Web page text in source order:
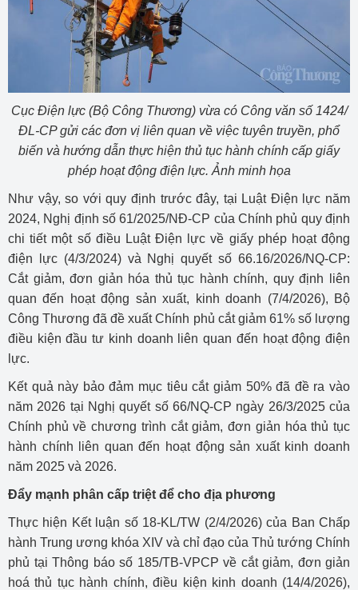
Cục Điện lực (Bộ Công Thương) vừa có Công văn số 1424/
ĐL-CP gửi các đơn vị liên quan về việc tuyên truyền, phổ
biến và hướng dẫn thực hiện thủ tục hành chính cấp giấy
phép hoạt động điện lực. Ảnh minh họa
Như vậy, so với quy định trước đây, tại Luật Điện lực năm
2024, Nghị định số 61/2025/NĐ-CP của Chính phủ quy định
chi tiết một số điều Luật Điện lực về giấy phép hoạt động
điện lực (4/3/2024) và Nghị quyết số 66.16/2026/NQ-CP:
Cắt giảm, đơn giản hóa thủ tục hành chính, quy định liên
quan đến hoạt động sản xuất, kinh doanh (7/4/2026), Bộ
Công Thương đã đề xuất Chính phủ cắt giảm 61% số lượng
điều kiện đầu tư kinh doanh liên quan đến hoạt động điện
lực.
Kết quả này bảo đảm mục tiêu cắt giảm 50% đã đề ra vào
năm 2026 tại Nghị quyết số 66/NQ-CP ngày 26/3/2025 của
Chính phủ về chương trình cắt giảm, đơn giản hóa thủ tục
hành chính liên quan đến hoạt động sản xuất kinh doanh
năm 2025 và 2026.
Đẩy mạnh phân cấp triệt để cho địa phương
Thực hiện Kết luận số 18-KL/TW (2/4/2026) của Ban Chấp
hành Trung ương khóa XIV và chỉ đạo của Thủ tướng Chính
phủ tại Thông báo số 185/TB-VPCP về cắt giảm, đơn giản
hoá thủ tục hành chính, điều kiện kinh doanh (14/4/2026),